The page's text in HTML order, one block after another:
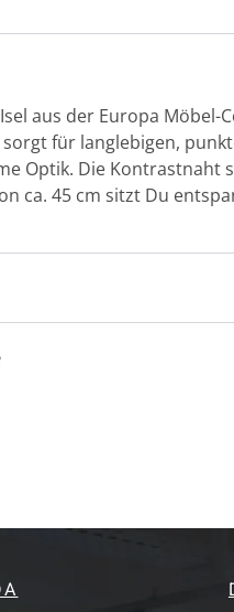
Isel aus der Europa
sorgt für langlebigen,
Optik. Die Kontrastnaht
ca. 45 cm sitzt Du